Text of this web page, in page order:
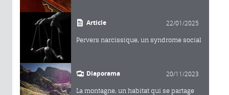
Article 22/01/2025
Pervers narcissique, un syndrome social
Diaporama 20/11/2023
La montagne, un habitat qui se partage